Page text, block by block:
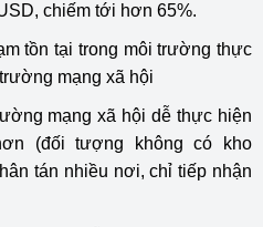
chiếm tới hơn 65%.
tồn tại trong môi trường thực
mạng xã hội
mạng xã hội dễ thực hiện
(đối tượng không có kho
tán nhiều nơi, chỉ tiếp nhận